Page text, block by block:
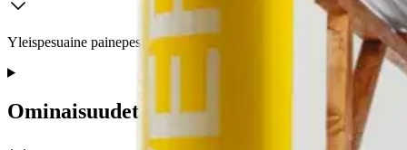
Yleispesuaine painepesurille
Ominaisuudet